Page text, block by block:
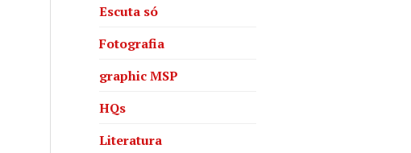
Escuta só
Fotografia
graphic MSP
HQs
Literatura